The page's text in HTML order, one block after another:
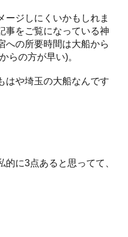
ージしにくいかもしれま
事をご覧になっている神
への所要時間は大船から
らの方が早い)。
はや埼玉の大船なんです
に3点あると思ってて、